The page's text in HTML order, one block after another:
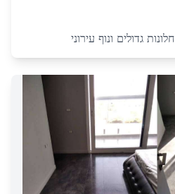
גדולים ונוף עירוני